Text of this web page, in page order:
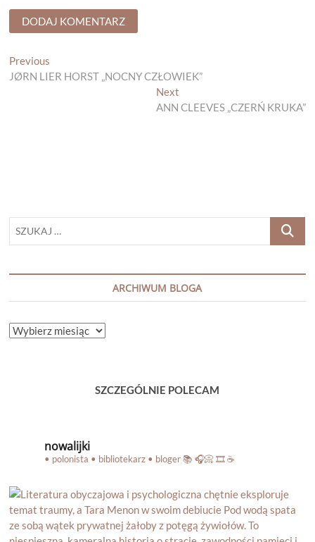
Nawigacja
wpisu
Previous
post:
JØRN LIER HORST „NOCNY CZŁOWIEK”
NextNext
post:
ANN CLEEVES „CZERŃ KRUKA”
SZUKAJ
ARCHIWUM BLOGA
ARCHIWUM
SZCZEGÓLNIE POLECAM
nowalijki
• polonista • bibliotekarz • bloger📚 🎧📀 🎞️ ☕️